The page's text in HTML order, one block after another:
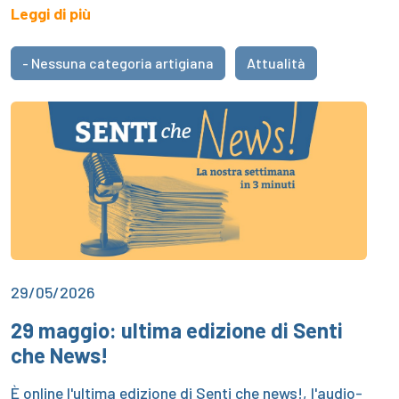
Leggi di più
- Nessuna categoria artigiana Attualità
29/05/2026
29 maggio: ultima edizione di Senti
che News!
È online l'ultima edizione di Senti che news!, l'audio-